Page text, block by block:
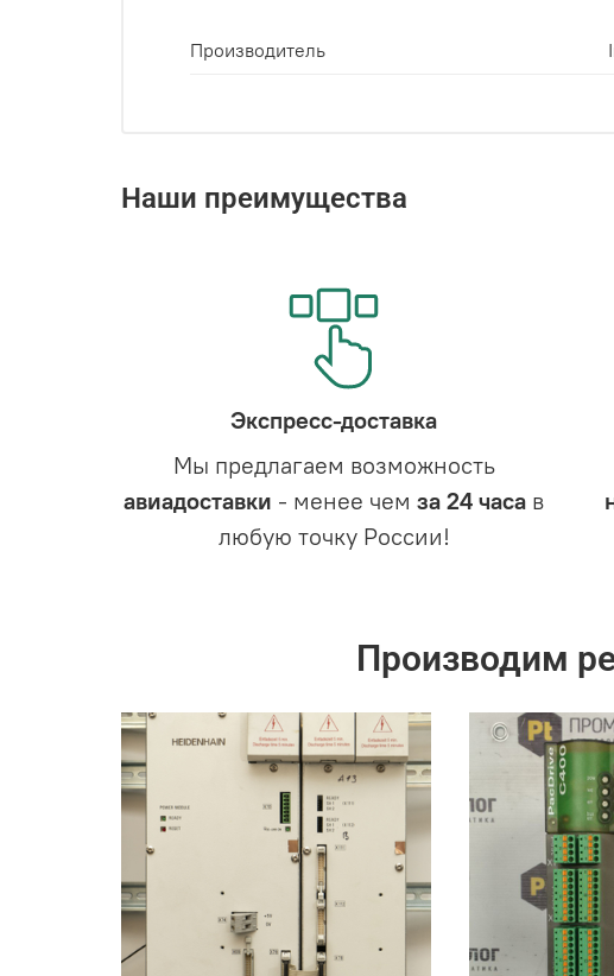
Производитель
Наши преимущества
Экспресс-доставка
Мы предлагаем возможность
авиадоставки - менее чемза 24 часа в
любую точку России!
Производим